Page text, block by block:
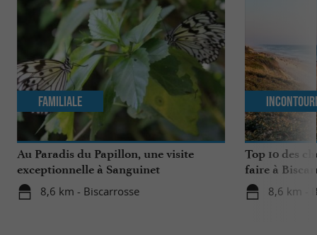
Au Paradis du Papillon, une visite
exceptionnelle à Sanguinet
8,6 km - Biscarrosse
Familiale
Top 10 des
faire à
8,6 km -